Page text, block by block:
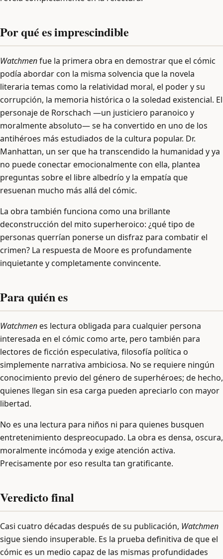
Por qué es imprescindible
Watchmenfue la primera obra en demostrar que el cómic
podía abordar con la misma solvencia que la novela
literaria temas como la relatividad moral, el poder y su
corrupción, la memoria histórica o la soledad existencial. El
personaje de Rorschach —un justiciero paranoico y
moralmente absoluto— se ha convertido en uno de los
antihéroes más estudiados de la cultura popular. Dr.
Manhattan, un ser que ha transcendido la humanidad y ya
no puede conectar emocionalmente con ella, plantea
preguntas sobre el libre albedrío y la empatía que
resuenan mucho más allá del cómic.
La obra también funciona como una brillante
deconstrucción del mito superheroico: ¿qué tipo de
personas querrían ponerse un disfraz para combatir el
crimen? La respuesta de Moore es profundamente
inquietante y completamente convincente.
Para quién es
Watchmenes lectura obligada para cualquier persona
interesada en el cómic como arte, pero también para
lectores de ficción especulativa, filosofía política o
simplemente narrativa ambiciosa. No se requiere ningún
conocimiento previo del género de superhéroes; de hecho,
quienes llegan sin esa carga pueden apreciarlo con mayor
libertad.
No es una lectura para niños ni para quienes busquen
entretenimiento despreocupado. La obra es densa, oscura,
moralmente incómoda y exige atención activa.
Precisamente por eso resulta tan gratificante.
Veredicto final
Casi cuatro décadas después de su publicación, Watchmen
sigue siendo insuperable. Es la prueba definitiva de que el
cómic es un medio capaz de las mismas profundidades